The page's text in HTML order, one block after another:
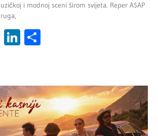
i modnoj sceni širom svijeta. Reper A$AP
WhatsApp
LinkedIn